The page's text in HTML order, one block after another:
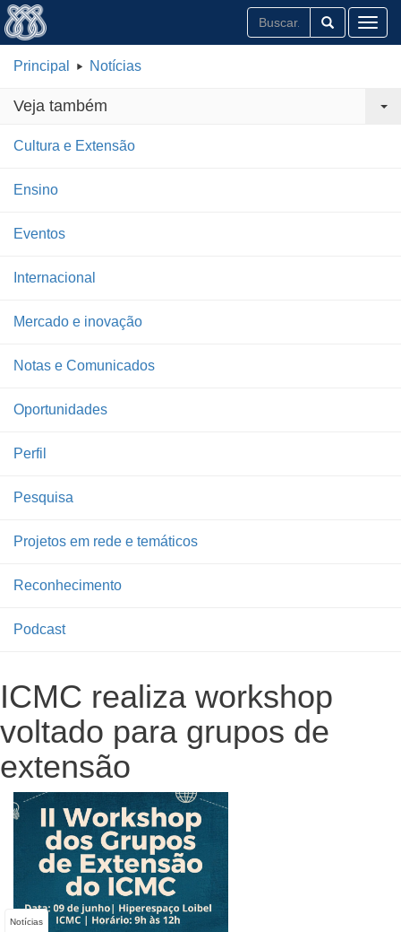
Principal Notícias
Veja também
Cultura e Extensão
Ensino
Eventos
Internacional
Mercado e inovação
Notas e Comunicados
Oportunidades
Perfil
Pesquisa
Projetos em rede e temáticos
Reconhecimento
Podcast
ICMC realiza workshop
voltado para grupos de
extensão
Notícias